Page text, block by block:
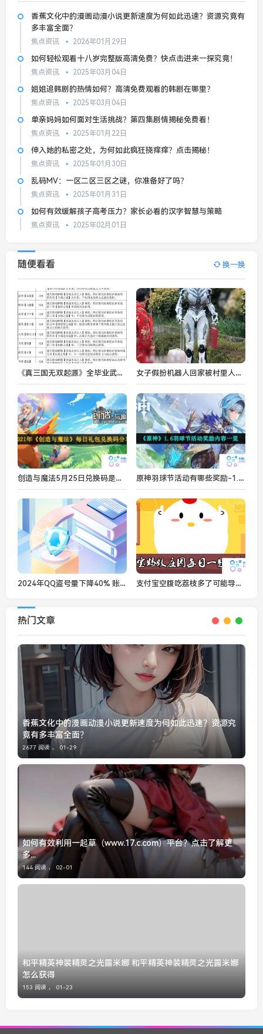
香蕉文化中的漫画动漫小说更新速度为何如此迅速？资源究竟有
多丰富全面？
焦点资讯 2026年01月29日
如何轻松观看十八岁完整版高清免费？快点击进来一探究竟！
焦点资讯 2025年03月04日
姐姐追韩剧的热情如何？高清免费观看的韩剧在哪里？
焦点资讯 2025年03月04日
单亲妈妈如何面对生活挑战？第四集剧情揭秘免费看！
焦点资讯 2025年01月22日
伸入她的私密之处，为何如此疯狂挠痒痒？点击揭秘！
焦点资讯 2025年01月30日
乱码MV：一区二区三区之谜，你准备好了吗？
焦点资讯 2025年01月31日
如何有效缓解孩子高考压力？家长必看的汉字智慧与策略
焦点资讯 2025年02月01日
随便看看 换一换
《真三国无双起源》全毕业武器获取指南 毕业武器怎么拿 女子假扮机器人回家被村里人介绍对象:这都没躲掉催婚
创造与魔法5月25日兑换码是什么-2021年5月25日礼包兑换码领取 原神羽球节活动有哪些奖励-1.6羽球节活动奖励内容一览
2024年QQ盗号量下降40% 账号找回成功率提升17%! 支付宝空腹吃荔枝多了可能导致低血糖，这种说法-蚂蚁庄园2021年5月23日每日一题答案
热门文章
香蕉文化中的漫画动漫小说更新速度为何如此迅速？资源究
竟有多丰富全面？
2677 阅读 ， 01-29
如何有效利用一起草（www.17.c.com）平台？点击了解更
多...
144 阅读 ， 02-01
和平精英神装精灵之光露米娜 和平精英神装精灵之光露米娜
怎么获得
153 阅读 ， 01-23